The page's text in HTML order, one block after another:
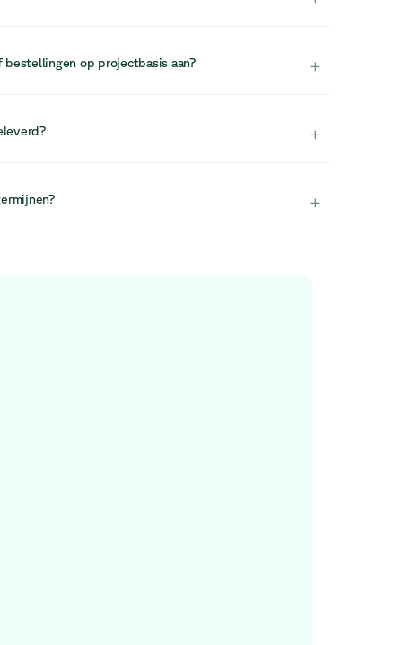
reserveren wij doorgaans geen items. Wij
op projectbasis aan? +
in grote volumes raden we aan om contact
Je kunt het bereiken via
+
geleverd. Dit zorgt voor een vlotte en
+
om een datum naar keuze te selecteren.